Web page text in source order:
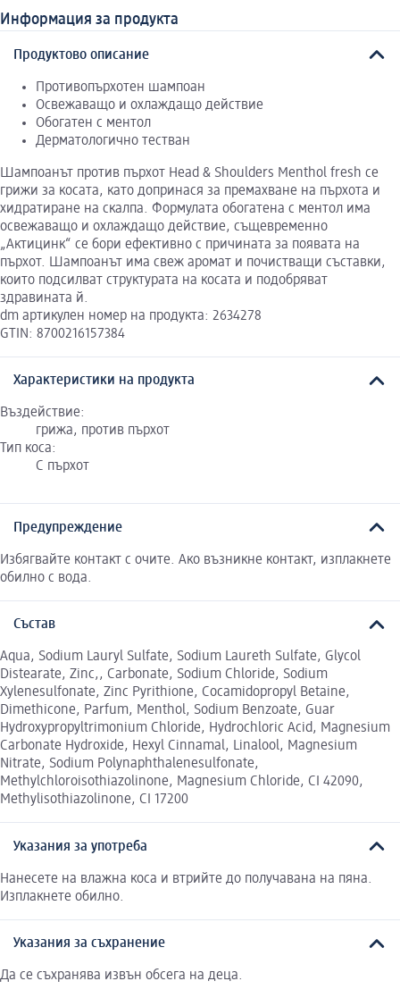
Информация за продукта
Продуктово описание
Противопърхотен шампоан
Освежаващо и охлаждащо действие
Обогатен с ментол
Дерматологично тестван
Шампоанът против пърхот Head & Shoulders Menthol fresh се
грижи за косата, като допринася за премахване на пърхота и
хидратиране на скалпа. Формулата обогатена с ментол има
освежаващо и охлаждащо действие, същевременно
„Актицинк“ се бори ефективно с причината за появата на
пърхот. Шампоанът има свеж аромат и почистващи съставки,
които подсилват структурата на косата и подобряват
здравината й.
dm артикулен номер на продукта: 2634278
GTIN: 8700216157384
Характеристики на продукта
Въздействие:
грижа, против пърхот
Тип коса:
С пърхот
Предупреждение
Избягвайте контакт с очите. Ако възникне контакт, изплакнете
обилно с вода.
Състав
Aqua, Sodium Lauryl Sulfate, Sodium Laureth Sulfate, Glycol
Distearate, Zinc,, Carbonate, Sodium Chloride, Sodium
Xylenesulfonate, Zinc Pyrithione, Cocamidopropyl Betaine,
Dimethicone, Parfum, Menthol, Sodium Benzoate, Guar
Hydroxypropyltrimonium Chloride, Hydrochloric Acid, Magnesium
Carbonate Hydroxide, Hexyl Cinnamal, Linalool, Magnesium
Nitrate, Sodium Polynaphthalenesulfonate,
Methylchloroisothiazolinone, Magnesium Chloride, CI 42090,
Methylisothiazolinone, CI 17200
Указания за употреба
Нанесете на влажна коса и втрийте до получавана на пяна.
Изплакнете обилно.
Указания за съхранение
Да се съхранява извън обсега на деца.